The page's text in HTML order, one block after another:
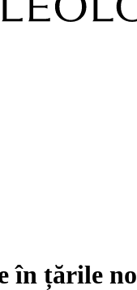
în țările